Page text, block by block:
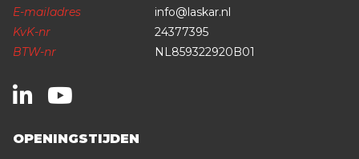
E-mailadres
info@laskar.nl
KvK-nr
24377395
BTW-nr
NL859322920B01
OPENINGSTIJDEN